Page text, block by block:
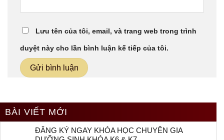
Lưu tên của tôi, email, và trang web trong trình
duyệt này cho lần bình luận kế tiếp của tôi.
BÀI VIẾT MỚI
ĐĂNG KÝ NGAY KHÓA HỌC CHUYÊN GIA